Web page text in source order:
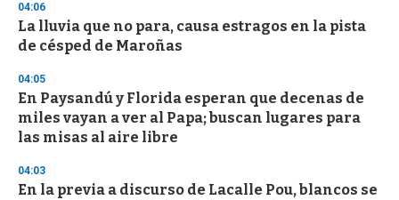
04:06
La lluvia que no para, causa estragos en la pista
de césped de Maroñas
04:05
En Paysandú y Florida esperan que decenas de
miles vayan a ver al Papa; buscan lugares para
las misas al aire libre
04:03
En la previa a discurso de Lacalle Pou, blancos se